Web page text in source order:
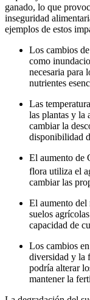
ganado, lo que
inseguridad
ejemplos de estos
Los cambios
como
necesaria para
nutrientes
Las
las plantas y la
cambiar la
disponibilidad
El aumento de
flora utiliza el
cambiar las
El aumento
suelos
capacidad de
Los cambios
diversidad y la
podría alterar
mantener la